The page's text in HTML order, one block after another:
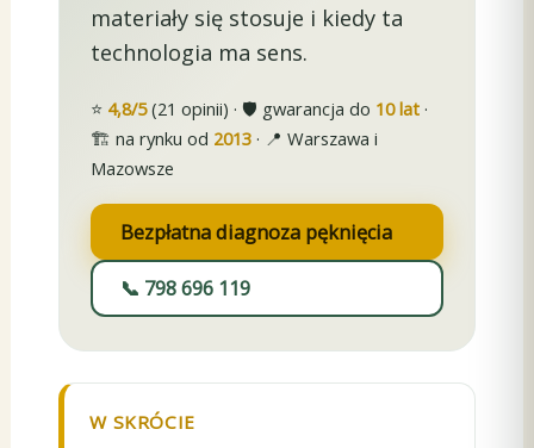
materiały się stosuje i kiedy ta
technologia ma sens.
⭐ 4,8/5(21 opinii) · 🛡️ gwarancja do 10 lat ·
🏗️ na rynku od 2013 · 📍 Warszawa i
Mazowsze
Bezpłatna diagnoza pęknięcia
📞 798 696 119
W SKRÓCIE